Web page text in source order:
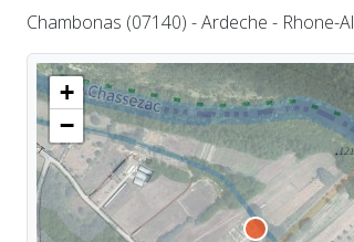
Chambonas (07140) - Ardeche - Rhone-
+
−